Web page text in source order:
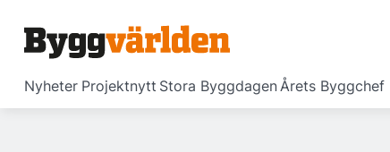
Nyheter Projektnytt Stora ByggdagenÅrets Byggchef